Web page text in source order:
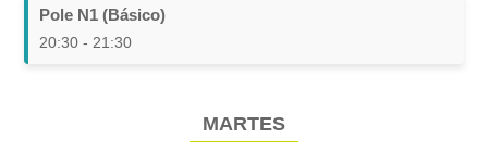
Pole N1 (Básico)
20:30 - 21:30
MARTES